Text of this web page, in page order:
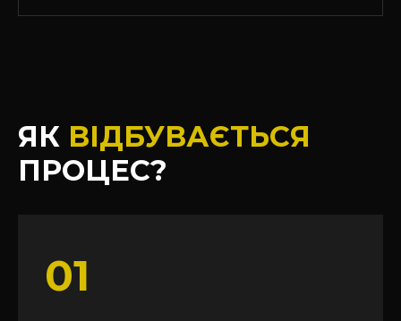
ЯК ВІДБУВАЄТЬСЯ
ПРОЦЕС?
01